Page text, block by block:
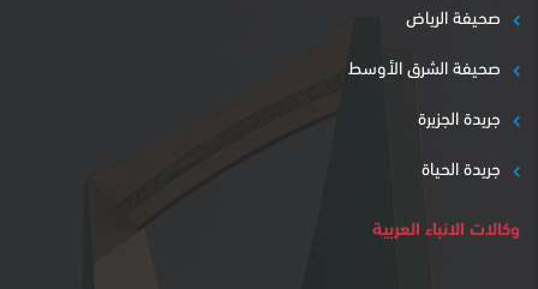
صحيفة الرياض
صحيفة الشرق الأوسط
جريدة الجزيرة
جريدة الحياة
وكالات الانباء العربية